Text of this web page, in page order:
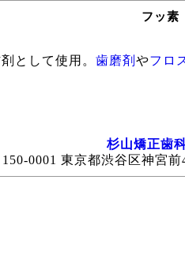
フッ素
として使用。 歯磨剤 やフロ
杉山矯正歯
150-0001 東京都渋谷区神宮